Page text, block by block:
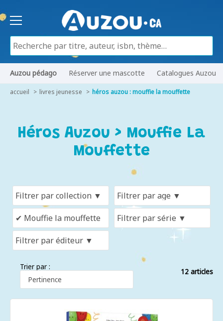
Auzou pédago Réserver une mascotte Catalogues Auzou
accueil livres jeunesse héros auzou : mouffie la mouffette
Héros Auzou > Mouffie La
Mouffette
Trier par :
12 articles